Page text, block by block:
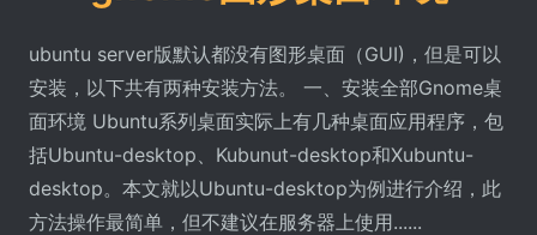
ubuntu server版默认都没有图形桌面（GUI)，但是可以
安装，以下共有两种安装方法。 一、安装全部Gnome桌
面环境 Ubuntu系列桌面实际上有几种桌面应用程序，包
括Ubuntu-desktop、Kubunut-desktop和Xubuntu-
desktop。本文就以Ubuntu-desktop为例进行介绍，此
方法操作最简单，但不建议在服务器上使用......